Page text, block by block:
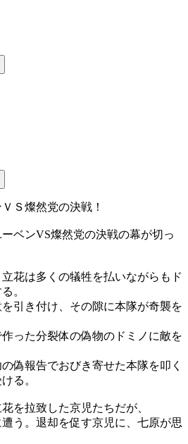
Ｓ燦然党の決戦！
ベンVS燦然党の決戦の幕が切っ
花は多くの犠牲を払いながらもド
。
引き付け、その隙に本隊が奇襲を
った分裂体の偽物のドミノに敵を
偽報告でおびき寄せた本隊を叩く
る。
を拉致した京児たちだが、
う。退却を促す京児に、七原が思